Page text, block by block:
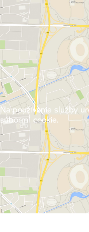
Na používanie služby
súbormi cookie.